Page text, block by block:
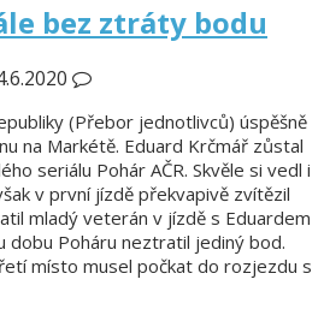
bez ztráty bodu
(Přebor jednotlivců) úspěšně
na Markétě. Eduard Krčmář zůstal
seriálu Pohár AČR. Skvěle si vedl i
v první jízdě překvapivě zvítězil
mladý veterán v jízdě s Eduardem
dobu Poháru neztratil jediný bod.
místo musel počkat do rozjezdu s